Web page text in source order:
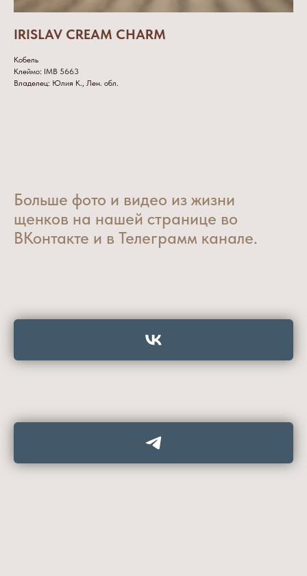
IRISLAV CREAM CHARM
Кобель
Клеймо: IMB 5663
Владелец: Юлия К., Лен. обл.
Больше фото и видео из жизни
щенков на нашей странице во
ВКонтакте и в Телеграмм канале.